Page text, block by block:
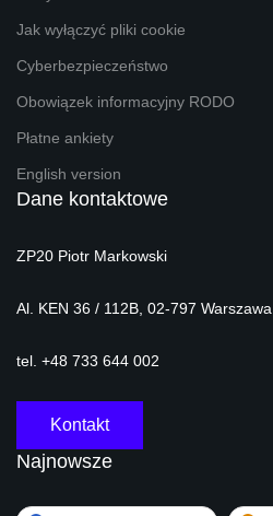
Jak wyłączyć pliki cookie
Cyberbezpieczeństwo
Obowiązek informacyjny RODO
Płatne ankiety
English version
Dane kontaktowe
ZP20 Piotr Markowski
Al. KEN 36 / 112B, 02-797 Warszawa
tel. +48 733 644 002
Kontakt
Najnowsze